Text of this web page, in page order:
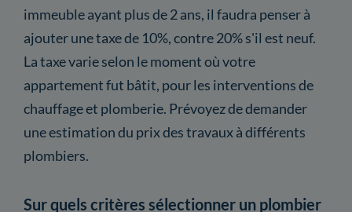
immeuble ayant plus de 2 ans, il faudra penser à
ajouter une taxe de 10%, contre 20% s'il est neuf.
La taxe varie selon le moment où votre
appartement fut bâtit, pour les interventions de
chauffage et plomberie. Prévoyez de demander
une estimation du prix des travaux à différents
plombiers.
Sur quels critères sélectionner un plombier